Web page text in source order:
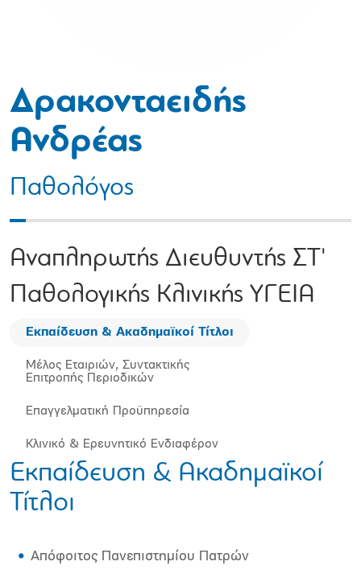
Δρακονταειδής
Ανδρέας
Παθολόγος
Αναπληρωτής Διευθυντής ΣΤ'
Παθολογικής Κλινικής ΥΓΕΙΑ
Εκπαίδευση & Ακαδημαϊκοί Τίτλοι
Μέλος Εταιριών, Συντακτικής
Επιτροπής Περιοδικών
Επαγγελματική Προϋπηρεσία
Κλινικό & Ερευνητικό Ενδιαφέρον
Εκπαίδευση & Ακαδημαϊκοί
Τίτλοι
Απόφοιτος Πανεπιστημίου Πατρών